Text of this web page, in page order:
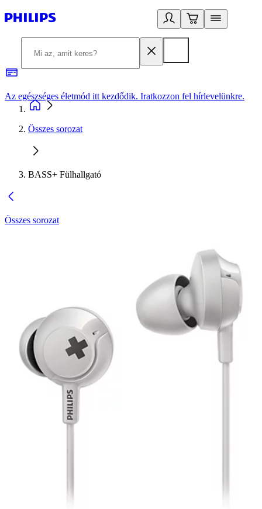
Az egészséges életmód itt kezdődik. Iratkozzon fel hírlevelünkre.
Összes sorozat
BASS+ Fülhallgató
Összes sorozat